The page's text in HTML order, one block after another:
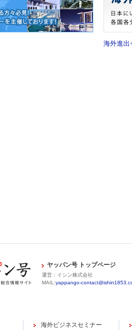
海外進出
ヤッパン号 トップページ
運営：イシン株式会社
MAIL:yappango-
海外ビジネスセミナー